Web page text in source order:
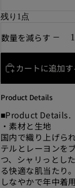
残り1点
数量を減らす
カートに追加す
Product Details
■Product Details.
・素材と生地
国内で織り上げら
テルとレーヨンを
つ、シャリっとし
る快適な肌当たり
しなやかで年中着